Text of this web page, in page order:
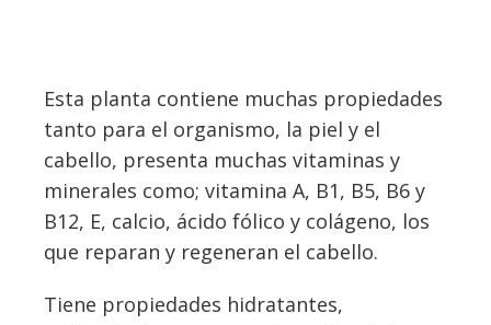
Esta planta contiene muchas propiedades
tanto para el organismo, la piel y el
cabello, presenta muchas vitaminas y
minerales como; vitamina A, B1, B5, B6 y
B12, E, calcio, ácido fólico y colágeno, los
que reparan y regeneran el cabello.
Tiene propiedades hidratantes,